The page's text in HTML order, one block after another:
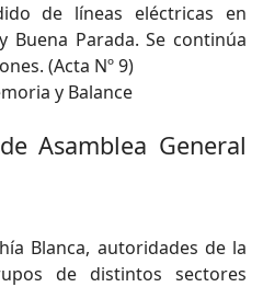
de líneas eléctricas en
Buena Parada. Se continúa
(Acta Nº 9)
y Balance
Asamblea General
Blanca, autoridades de la
de distintos sectores